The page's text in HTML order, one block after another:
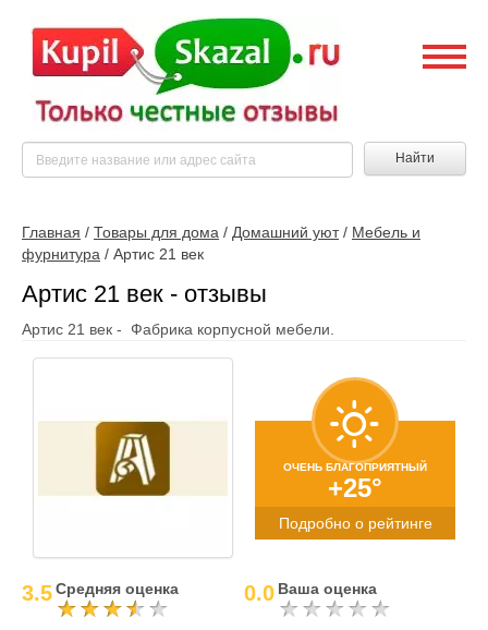
Найти
Главная / Товары для дома / Домашний уют/ Мебель и
фурнитура / Артис 21 век
Артис 21 век - отзывы
Артис 21 век - Фабрика корпусной мебели.
ОЧЕНЬ БЛАГОПРИЯТНЫЙ
+25°
Подробно о рейтинге
3.5Средняя оценка 0.0 Ваша оценка